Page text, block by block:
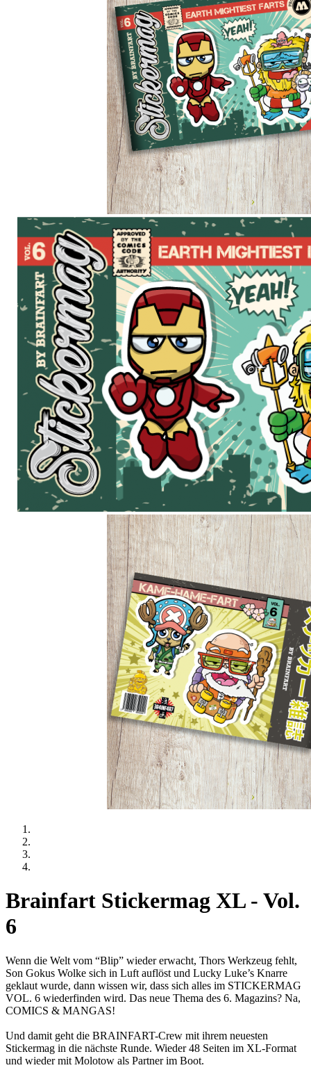
Brainfart Stickermag XL - Vol.
6
Wenn die Welt vom “Blip” wieder erwacht, Thors Werkzeug fehlt,
Son Gokus Wolke sich in Luft auflöst und Lucky Luke’s Knarre
geklaut wurde, dann wissen wir, dass sich alles im STICKERMAG
VOL. 6 wiederfinden wird. Das neue Thema des 6. Magazins? Na,
COMICS & MANGAS!
Und damit geht die BRAINFART-Crew mit ihrem neuesten
Stickermag in die nächste Runde. Wieder 48 Seiten im XL-Format
und wieder mit Molotow als Partner im Boot.